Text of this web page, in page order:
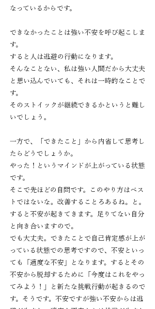
なっているからです。
できなかったことは強い不安を呼び起こしま
す。
すると人は逃避の行動になります。
そんなことない、私は強い人間だから大丈夫
と思い込んでいても、 それは一時的なことで
す。
そのストイックが継続できるかというと難し
いでしょう。
一方で、「できたこと」から内省して思考し
たらどうでしょうか。
やった！というマインドが上がっている状態
です。
そこで先ほどの自問です。このやり方はベス
トではないな。改善することろあるね。と。
すると不安が起きてきます。足りてない自分
と向き合いますので。
でも大丈夫。できたことで自己肯定感が上が
っている状態での思考ですので、 不安といっ
ても「適度な不安」となります。するとその
不安から脱却するために
「今度はこれをやっ
てみよう！」と新たな挑戦行動が起きるので
す。 そうです。不安ですが強い不安からは逃